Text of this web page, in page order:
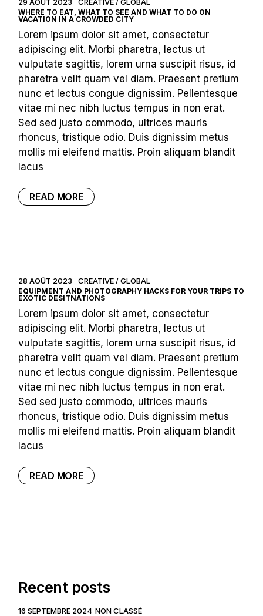
WHERE TO EAT, WHAT TO SEE AND WHAT TO DO ON
VACATION IN A CROWDED CITY
Lorem ipsum dolor sit amet, consectetur
adipiscing elit. Morbi pharetra, lectus ut
vulputate sagittis, lorem urna suscipit risus, id
pharetra velit quam vel diam. Praesent pretium
nunc et lectus congue dignissim. Pellentesque
vitae mi nec nibh luctus tempus in non erat.
Sed sed justo commodo, ultrices mauris
rhoncus, tristique odio. Duis dignissim metus
mollis mi eleifend mattis. Proin aliquam blandit
lacus
READ MORE
28 AOÛT 2023 CREATIVE GLOBAL
EQUIPMENT AND PHOTOGRAPHY HACKS FOR YOUR TRIPS TO
EXOTIC DESITNATIONS
Lorem ipsum dolor sit amet, consectetur
adipiscing elit. Morbi pharetra, lectus ut
vulputate sagittis, lorem urna suscipit risus, id
pharetra velit quam vel diam. Praesent pretium
nunc et lectus congue dignissim. Pellentesque
vitae mi nec nibh luctus tempus in non erat.
Sed sed justo commodo, ultrices mauris
rhoncus, tristique odio. Duis dignissim metus
mollis mi eleifend mattis. Proin aliquam blandit
lacus
READ MORE
Recent posts
16 SEPTEMBRE 2024 NON CLASSÉ